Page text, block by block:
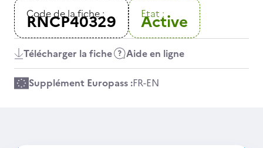
Code de la fiche :
RNCP40329 Etat :
Active
Télécharger la fiche Aide en ligne
Supplément Europass :FR-EN